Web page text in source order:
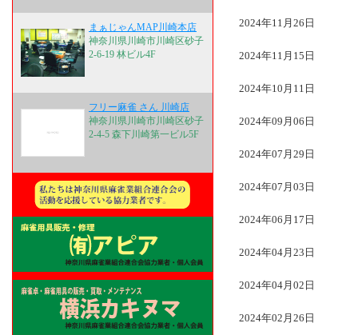
まぁじゃんMAP川崎本店
神奈川県川崎市川崎区砂子
2-6-19 林ビル4F
フリー麻雀 さん 川崎店
神奈川県川崎市川崎区砂子
2-4-5 森下川崎第一ビル5F
2024年11月26日
2024年11月15日
2024年10月11日
2024年09月06日
2024年07月29日
2024年07月03日
2024年06月17日
2024年04月23日
2024年04月02日
2024年02月26日